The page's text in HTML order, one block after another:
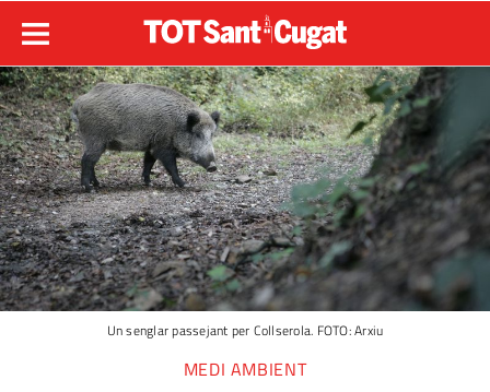
Un senglar passejant per Collserola. FOTO: Arxiu
MEDI AMBIENT